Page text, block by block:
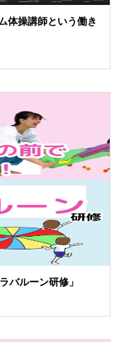
体操講師という働き
バルーン研修」